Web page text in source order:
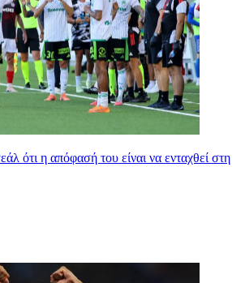
ότι η απόφασή του είναι να ενταχθεί στη